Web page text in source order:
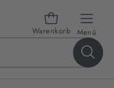
Warenkorb Menü